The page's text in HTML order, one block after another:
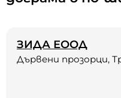
ЗИДА ЕООД
Дървени прозорци,